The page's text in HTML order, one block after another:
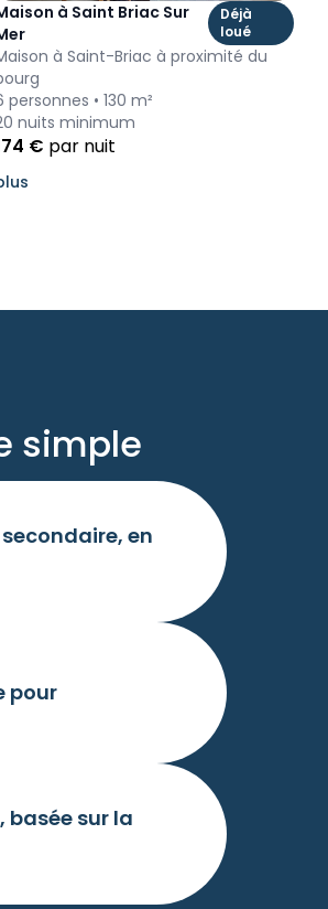
à Saint Briac Sur
Déjà
loué
à Saint-Briac à proximité du
personnes • 130 m²
nuits minimum
€ par nuit
simple
en
pour
basée sur la